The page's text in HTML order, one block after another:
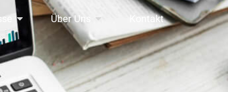
Über Uns Kontakt